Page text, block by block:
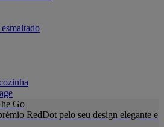
Go
RedDot pelo seu design elegante e